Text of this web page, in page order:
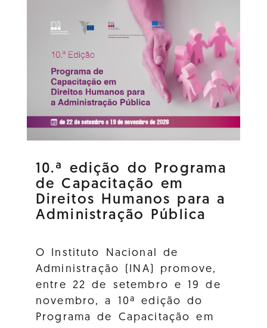
10.ª edição do Programa
de Capacitação em
Direitos Humanos para a
Administração Pública
O Instituto Nacional de
Administração (INA) promove,
entre 22 de setembro e 19 de
novembro, a 10ª edição do
Programa de Capacitação em